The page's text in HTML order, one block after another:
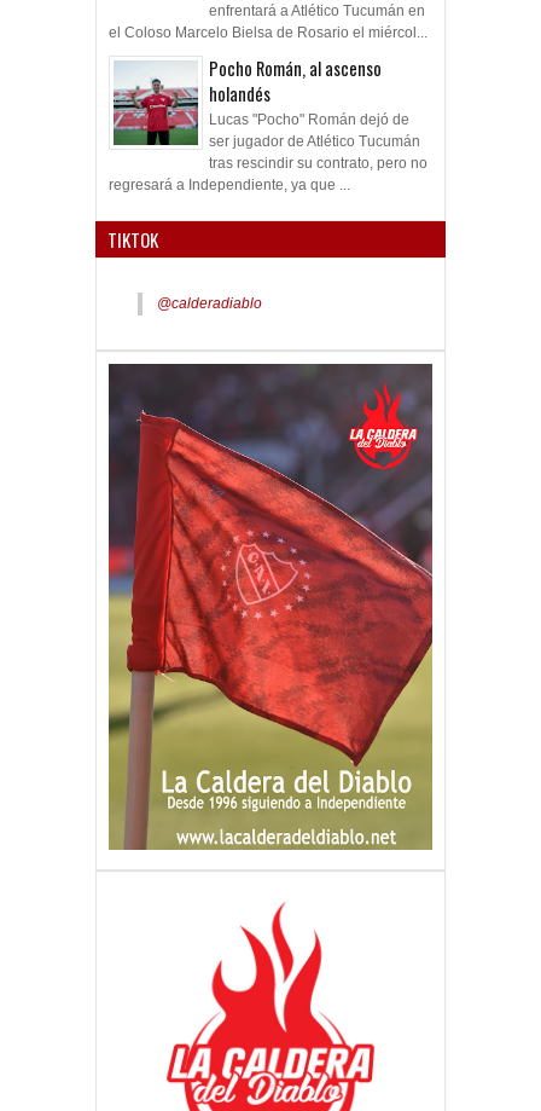
enfrentará a Atlético Tucumán en
el Coloso Marcelo Bielsa de Rosario el miércol...
Pocho Román, al ascenso
holandés
Lucas "Pocho" Román dejó de
ser jugador de Atlético Tucumán
tras rescindir su contrato, pero no
regresará a Independiente, ya que ...
TIKTOK
@calderadiablo